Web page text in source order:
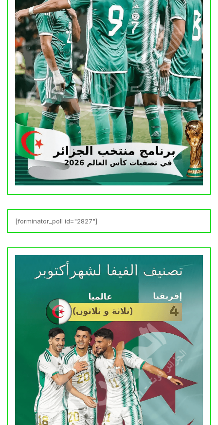
[forminator_poll id="2827"]